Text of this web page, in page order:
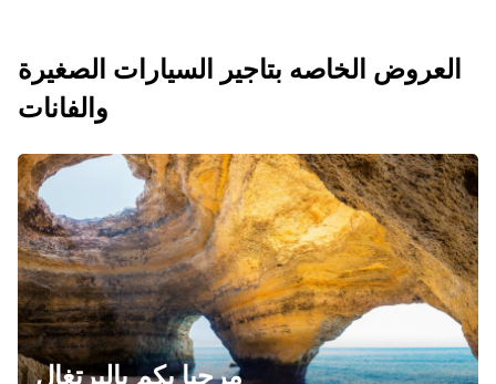
العروض الخاصه بتاجير السيارات الصغيرة
والفانات
مرحبا بكم بالبرتغال